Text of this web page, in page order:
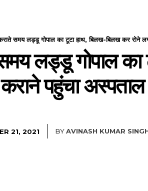
समय लड्डू गोपाल का टूटा हाथ, बिलख-बिलख कर रोने
लड्डू गोपाल
पहुंचा अस्पताल
21, 2021 BYAVINASH KUMAR